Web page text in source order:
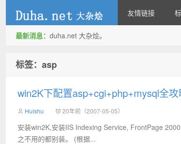
友情链接
最新消息： duha.net 大杂烩。
标签：asp
win2K下配置asp+cgi+php+mysql全
Huishu 20年前（2007-05-05）
安装win2K,安装IIS Indexing Service, FrontPage
之不用的都别装。 (根据...